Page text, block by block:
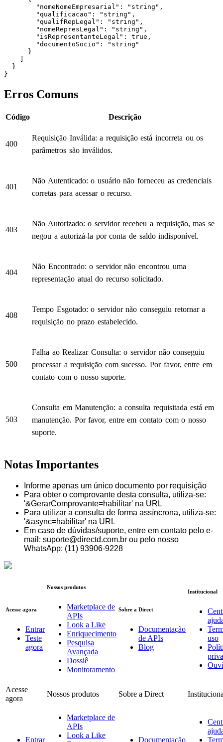
        "nomeNomeEmpresarial": "string",
        "qualificacao": "string",
        "qualifRepLegal": "string",
        "nomeRepresLegal": "string",
        "isRepresentanteLegal": true,
        "documentoSocio": "string"
      }
  }
}
Erros Comuns
Código Descrição
400
Requisição Inválida: a requisição está incorreta ou os
parâmetros são inválidos.
401
Não Autenticado: o usuário não forneceu as credenciais
corretas para acessar o recurso.
403
Não Autorizado: o servidor recebeu a requisição, mas se
negou a autorizá-la por conta de saldo indisponível.
404
Não Encontrado: o servidor não encontrou uma
representação atual do recurso solicitado.
408
Tempo Esgotado: o servidor não conseguiu retornar a
requisição no prazo estabelecido.
500
Falha ao Realizar Consulta: o servidor não conseguiu
processar a requisição com sucesso. Por favor, entre em
contato com o nosso suporte.
503
Consulta em Manutenção: a consulta requisitada está em
manutenção. Por favor, entre em contato com o nosso
suporte.
Notas Importantes
Informe apenas um único documento por requisição
Para obter o comprovante desta consulta, utiliza-se:
'&GerarComprovante=habilitar' na URL
Para utilizar a consulta de forma assíncrona, utiliza-se:
'&async=habilitar' na URL
Em caso de dúvidas/suporte, entre em contato pelo e-
mail: suporte@directd.com.br ou pelo nosso
WhatsApp: (11) 93906-9228
Acesse agora
Entrar
Teste
agora
Nossos produtos
Marketplace de
APIs
Look a Like
Enriquecimento
Pesquisa
Avançada
Dossiê
Monitoramento
Sobre a Direct
Documentação
de APIs
Blog
Institucional
uso
Acesse
agora
Nossos produtos Sobre a Direct
Entrar
Marketplace de
APIs
Look a Like
Documentação